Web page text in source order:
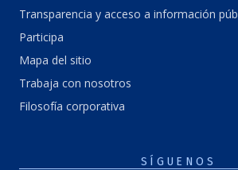
Transparencia y acceso a información
Participa
Mapa del sitio
Trabaja con nosotros
Filosofía corporativa
SÍGUENOS